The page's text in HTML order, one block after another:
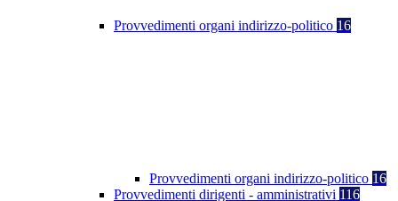
Provvedimenti organi indirizzo-politico 16
Provvedimenti organi indirizzo-politico 16
Provvedimenti dirigenti - amministrativi 116